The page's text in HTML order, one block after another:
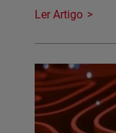
Ler Artigo